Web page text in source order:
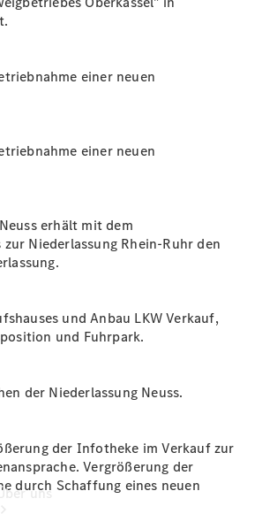
&
Store
uns
einer neuen
einer neuen
erhält mit dem
zur Niederlassung Rhein-Ruhr den
und Anbau LKW Verkauf,
und Fuhrpark.
der Niederlassung Neuss.
der Infotheke im Verkauf zur
Vergrößerung der
durch Schaffung eines neuen